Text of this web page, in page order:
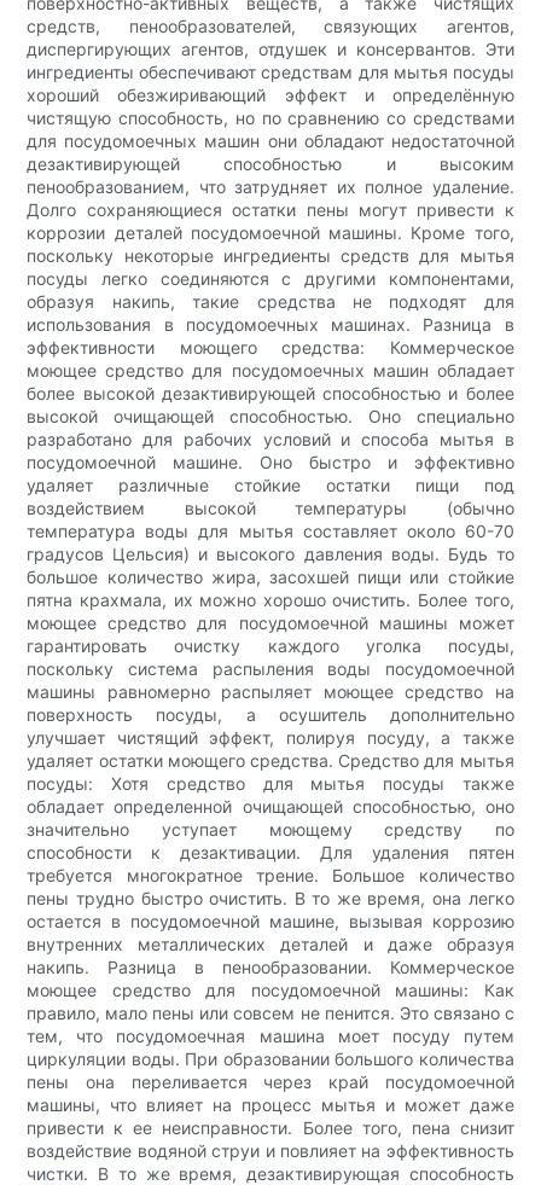
средств, пенообразователей, связующих агентов,
диспергирующих агентов, отдушек и консервантов. Эти
ингредиенты обеспечивают средствам для мытья посуды
хороший обезжиривающий эффект и определённую
чистящую способность, но по сравнению со средствами
для посудомоечных машин они обладают недостаточной
дезактивирующей способностью и высоким
пенообразованием, что затрудняет их полное удаление.
Долго сохраняющиеся остатки пены могут привести к
коррозии деталей посудомоечной машины. Кроме того,
поскольку некоторые ингредиенты средств для мытья
посуды легко соединяются с другими компонентами,
образуя накипь, такие средства не подходят для
использования в посудомоечных машинах. Разница в
эффективности моющего средства: Коммерческое
моющее средство для посудомоечных машин обладает
более высокой дезактивирующей способностью и более
высокой очищающей способностью. Оно специально
разработано для рабочих условий и способа мытья в
посудомоечной машине. Оно быстро и эффективно
удаляет различные стойкие остатки пищи под
воздействием высокой температуры (обычно
температура воды для мытья составляет около 60-70
градусов Цельсия) и высокого давления воды. Будь то
большое количество жира, засохшей пищи или стойкие
пятна крахмала, их можно хорошо очистить. Более того,
моющее средство для посудомоечной машины может
гарантировать очистку каждого уголка посуды,
поскольку система распыления воды посудомоечной
машины равномерно распыляет моющее средство на
поверхность посуды, а осушитель дополнительно
улучшает чистящий эффект, полируя посуду, а также
удаляет остатки моющего средства. Средство для мытья
посуды: Хотя средство для мытья посуды также
обладает определенной очищающей способностью, оно
значительно уступает моющему средству по
способности к дезактивации. Для удаления пятен
требуется многократное трение. Большое количество
пены трудно быстро очистить. В то же время, она легко
остается в посудомоечной машине, вызывая коррозию
внутренних металлических деталей и даже образуя
накипь. Разница в пенообразовании. Коммерческое
моющее средство для посудомоечной машины: Как
правило, мало пены или совсем не пенится. Это связано с
тем, что посудомоечная машина моет посуду путем
циркуляции воды. При образовании большого количества
пены она переливается через край посудомоечной
машины, что влияет на процесс мытья и может даже
привести к ее неисправности. Более того, пена снизит
воздействие водяной струи и повлияет на эффективность
чистки. В то же время, дезактивирующая способность